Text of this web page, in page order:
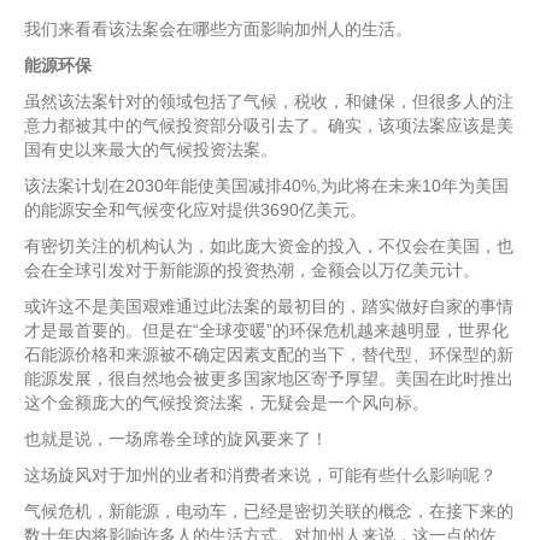
我们来看看该法案会在哪些方面影响加州人的生活。
能源环保
虽然该法案针对的领域包括了气候，税收，和健保，但很多人的注
意力都被其中的气候投资部分吸引去了。确实，该项法案应该是美
国有史以来最大的气候投资法案。
该法案计划在2030年能使美国减排40%,为此将在未来10年为美国
的能源安全和气候变化应对提供3690亿美元。
有密切关注的机构认为，如此庞大资金的投入，不仅会在美国，也
会在全球引发对于新能源的投资热潮，金额会以万亿美元计。
或许这不是美国艰难通过此法案的最初目的，踏实做好自家的事情
才是最首要的。但是在“全球变暖”的环保危机越来越明显，世界化
石能源价格和来源被不确定因素支配的当下，替代型、环保型的新
能源发展，很自然地会被更多国家地区寄予厚望。美国在此时推出
这个金额庞大的气候投资法案，无疑会是一个风向标。
也就是说，一场席卷全球的旋风要来了！
这场旋风对于加州的业者和消费者来说，可能有些什么影响呢？
气候危机，新能源，电动车，已经是密切关联的概念，在接下来的
数十年内将影响许多人的生活方式。对加州人来说，这一点的佐